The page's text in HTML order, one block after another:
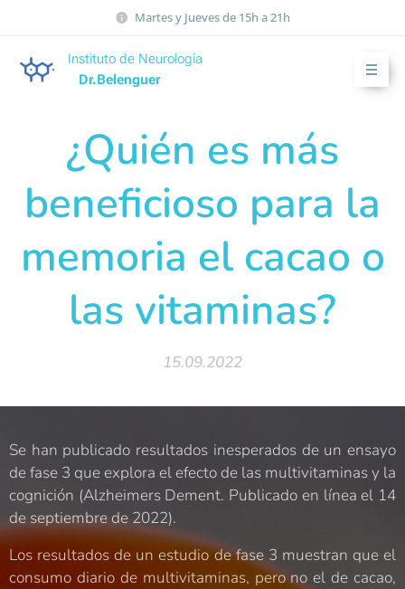
Martes y Jueves de 15h a 21h
Instituto de Neurología
Dr.Belenguer
¿Quién es más
beneficioso para la
memoria el cacao o
las vitaminas?
15.09.2022
Se han publicado resultados inesperados de un ensayo
de fase 3 que explora el efecto de las multivitaminas y la
cognición (Alzheimers Dement. Publicado en línea el 14
de septiembre de 2022).
Los resultados de un estudio de fase 3 muestran que el
consumo diario de multivitaminas, pero no el de cacao,